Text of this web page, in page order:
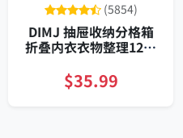
(5854)
DIMJ 抽屉收纳分格箱
折叠内衣衣物整理12件
$35.99